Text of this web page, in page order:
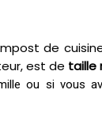
de
est de taille
ou si vous